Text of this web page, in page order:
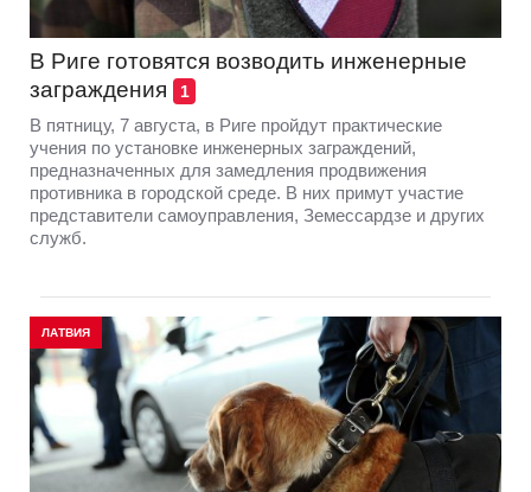
В Риге готовятся возводить инженерные
заграждения
1
В пятницу, 7 августа, в Риге пройдут практические
учения по установке инженерных заграждений,
предназначенных для замедления продвижения
противника в городской среде. В них примут участие
представители самоуправления, Земессардзе и других
служб.
ЛАТВИЯ